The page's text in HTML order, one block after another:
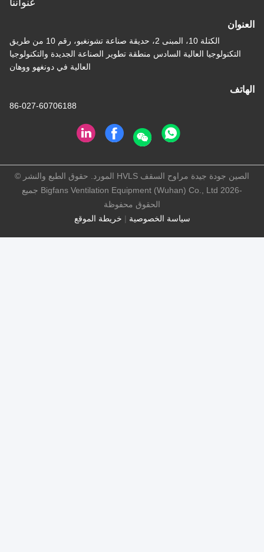
الكتلة 10، المبنى 2، حديقة صناعة تشونغبو، رقم 10 من طريق
العالية السادس منطقة تطوير الصناعة الجديدة والتكنولوجيا
العالية في دونغهو ووهان
86-027-60706188
|خريطة الموقع
الصين جودة جيدة مراوح السقف HVLS المورد. حقوق الطبع والنشر ©
-2026 Bigfans Ventilation Equipment (Wuhan) Co., Ltd جميع